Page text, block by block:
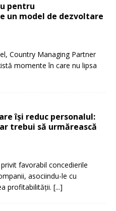
pentru
un model de dezvoltare
Country Managing Partner
momente în care nu lipsa
își reduc personalul:
trebui să urmărească
favorabil concedierile
asociindu-le cu
profitabilității. [...]